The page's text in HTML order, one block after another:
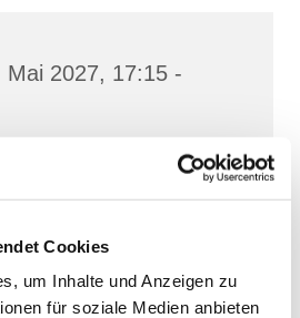
Cookies
um Inhalte und Anzeigen zu
für soziale Medien anbieten
Mai 2027, 17:15 -
Jungfernstieg